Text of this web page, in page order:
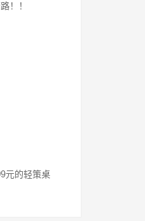
！！
元的轻策桌